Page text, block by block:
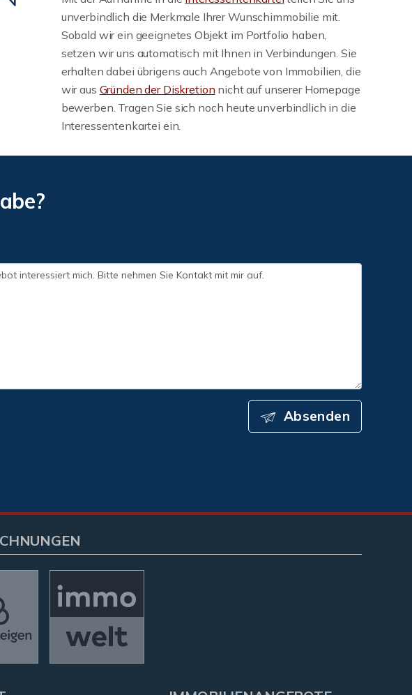
unverbindlich die Merkmale Ihrer Wunschimmobilie mit.
Sobald wir ein geeignetes Objekt im Portfolio haben,
setzen wir uns automatisch mit Ihnen in Verbindungen. Sie
erhalten dabei übrigens auch Angebote von Immobilien, die
wir aus Gründen der Diskretion nicht auf unserer Homepage
bewerben. Tragen Sie sich noch heute unverbindlich in die
Interessentenkartei ein.
Absenden